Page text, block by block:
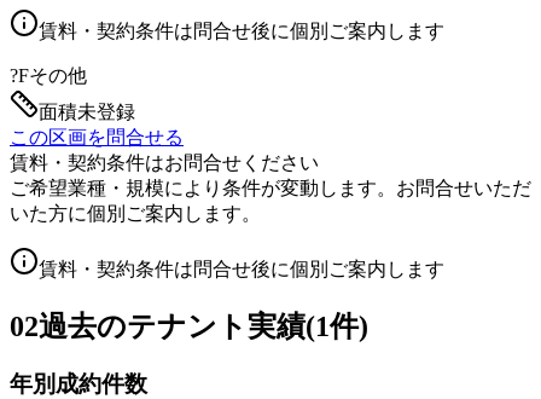
賃料・契約条件は問合せ後に個別ご案内します
?Fその他
面積未登録
この区画を問合せる
賃料・契約条件はお問合せください
ご希望業種・規模により条件が変動します。お問合せいただ
いた方に個別ご案内します。
賃料・契約条件は問合せ後に個別ご案内します
02過去のテナント実績(1件)
年別成約件数